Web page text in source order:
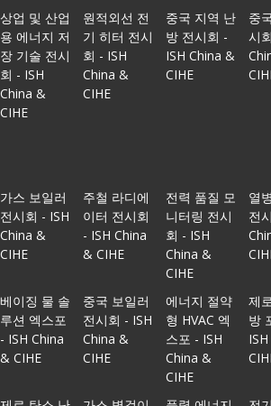
상업 및 산업
용 에너지 저
장 기술 전시
회 - ISH
China &
CIHE
원적외선 전
기 히터 전시
회 - ISH
China &
CIHE
중국 지역 난
방 전시회 -
ISH China &
CIHE
중
시
가스 보일러
전시회 - ISH
China &
CIHE
주철 라디에
이터 전시회
- ISH China
& CIHE
전력 품질 모
니터링 전시
회 - ISH
China &
CIHE
열
전
베이징 물 솔
루션 엑스포
- ISH China
& CIHE
중국 보일러
전시회 - ISH
China &
CIHE
에너지 절약
형 HVAC 엑
스포 - ISH
China &
CIHE
제
방